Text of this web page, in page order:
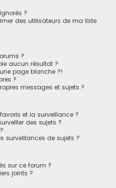
?
des utilisateurs de ma liste
?
aucun résultat ?
page blanche ?!
?
messages et sujets ?
et la surveillance ?
des sujets ?
surveillances de sujets ?
sur ce forum ?
joints ?